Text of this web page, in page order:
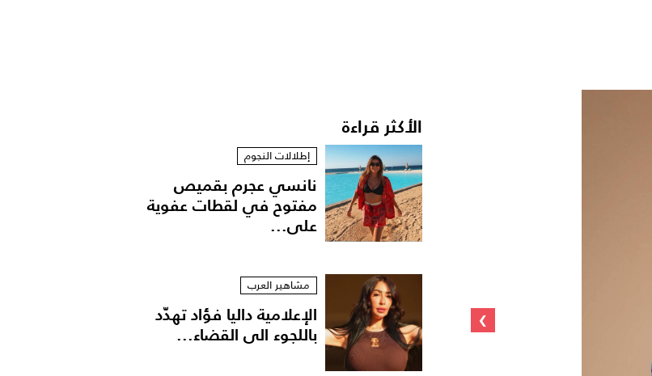
›
الأكثر قراءة
إطلالات النجوم
نانسي عجرم بقميص
مفتوح في لقطات عفوية
على...
مشاهير العرب
الإعلامية داليا فؤاد تهدّد
باللجوء الى القضاء...